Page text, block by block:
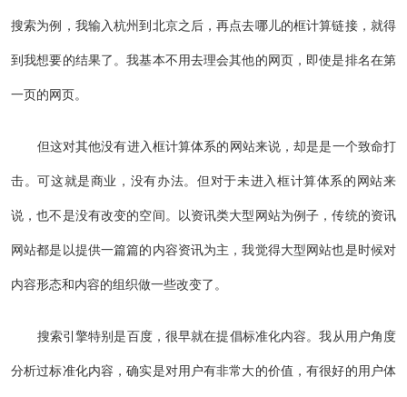
搜索为例，我输入杭州到北京之后，再点去哪儿的框计算链接，就得
到我想要的结果了。我基本不用去理会其他的网页，即使是排名在第
一页的网页。
但这对其他没有进入框计算体系的网站来说，却是是一个致命打
击。可这就是商业，没有办法。但对于未进入框计算体系的网站来
说，也不是没有改变的空间。以资讯类大型网站为例子，传统的资讯
网站都是以提供一篇篇的内容资讯为主，我觉得大型网站也是时候对
内容形态和内容的组织做一些改变了。
搜索引擎特别是百度，很早就在提倡标准化内容。我从用户角度
分析过标准化内容，确实是对用户有非常大的价值，有很好的用户体